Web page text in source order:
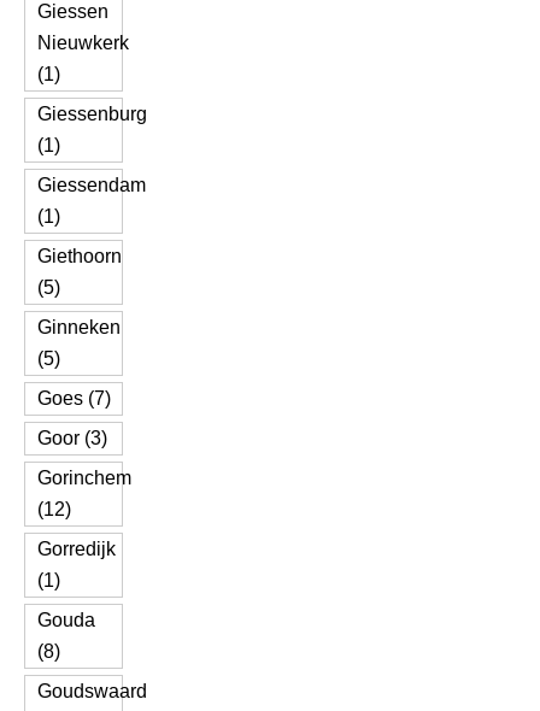
Giessen
Nieuwkerk
(1)
Giessenburg
(1)
Giessendam
(1)
Giethoorn
(5)
Ginneken
(5)
Goes (7)
Goor (3)
Gorinchem
(12)
Gorredijk
(1)
Gouda
(8)
Goudswaard